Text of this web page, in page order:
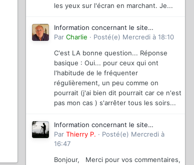
les yeux sur l'écran en marchant. Je...
Information concernant le site
magazinevideo
Par Charlie · Posté(e) Mercredi à 18:10
C'est LA bonne question... Réponse
basique : Oui... pour ceux qui ont
l'habitude de le fréquenter
régulièrement, un peu comme on
pourrait (j'ai bien dit pourrait car ce n'est
pas mon cas ) s'arrêter tous les soirs...
Information concernant le site
magazinevideo
Par Thierry P. · Posté(e) Mercredi à
16:47
Bonjour, Merci pour vos commentaires,